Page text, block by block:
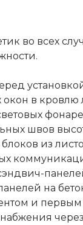
во всех
в кровлю
швов
из
на
и первым